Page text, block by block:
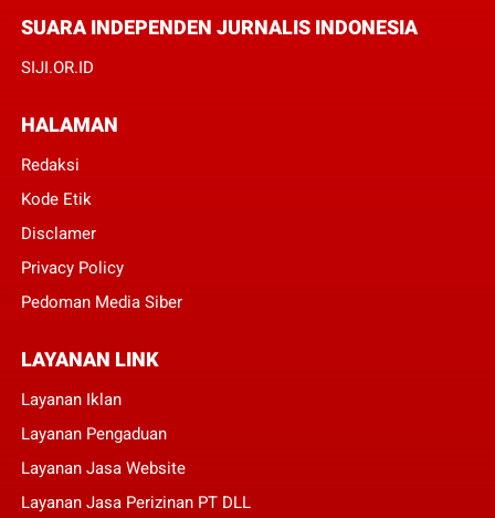
SUARA INDEPENDEN JURNALIS INDONESIA
SIJI.OR.ID
HALAMAN
Redaksi
Kode Etik
Disclamer
Privacy Policy
Pedoman Media Siber
LAYANAN LINK
Layanan Iklan
Layanan Pengaduan
Layanan Jasa Website
Layanan Jasa Perizinan PT DLL